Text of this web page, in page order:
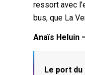
ressort avec
bus, que La
Anaïs Heluin
Le port du